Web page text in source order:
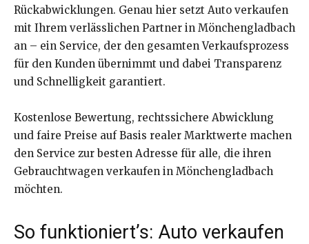
Rückabwicklungen. Genau hier setzt Auto verkaufen
mit Ihrem verlässlichen Partner in Mönchengladbach
an – ein Service, der den gesamten Verkaufsprozess
für den Kunden übernimmt und dabei Transparenz
und Schnelligkeit garantiert.
Kostenlose Bewertung, rechtssichere Abwicklung
und faire Preise auf Basis realer Marktwerte machen
den Service zur besten Adresse für alle, die ihren
Gebrauchtwagen verkaufen in Mönchengladbach
möchten.
So funktioniert’s: Auto verkaufen